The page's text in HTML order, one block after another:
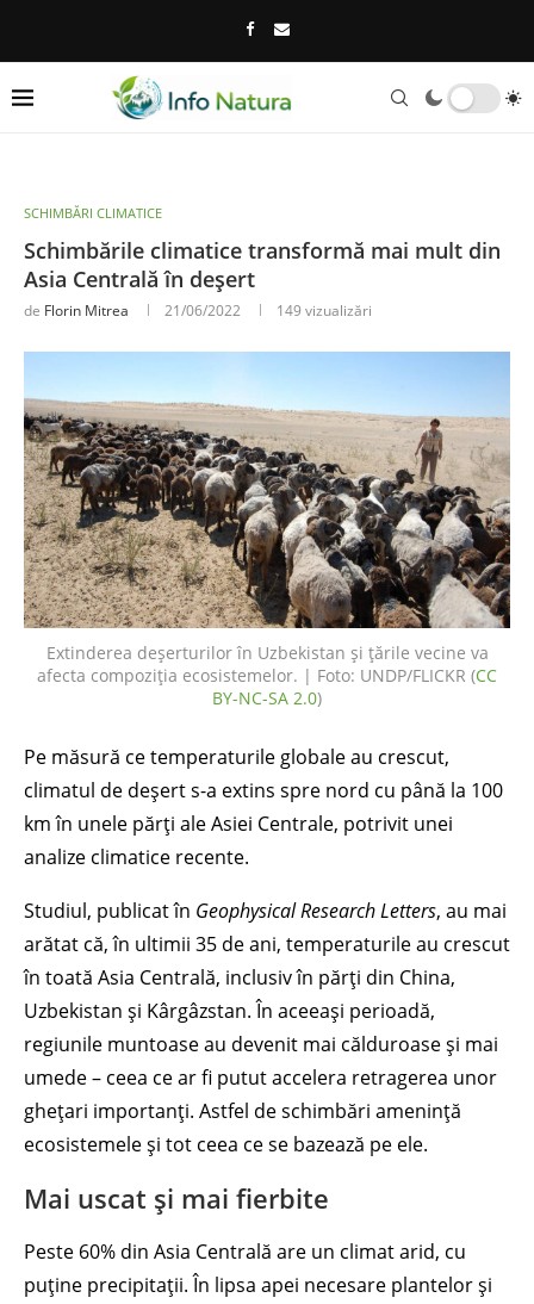
SCHIMBĂRI CLIMATICE
Schimbările climatice transformă mai mult din
Asia Centrală în deșert
de Florin Mitrea 21/06/2022 149 vizualizări
Extinderea deșerturilor în Uzbekistan și țările vecine va
afecta compoziția ecosistemelor. | Foto: UNDP/FLICKR (CC
BY-NC-SA 2.0)
Pe măsură ce temperaturile globale au crescut,
climatul de deșert s-a extins spre nord cu până la 100
km în unele părți ale Asiei Centrale, potrivit unei
analize climatice recente.
Studiul, publicat în Geophysical Research Letters, au mai
arătat că, în ultimii 35 de ani, temperaturile au crescut
în toată Asia Centrală, inclusiv în părți din China,
Uzbekistan și Kârgâzstan. În aceeași perioadă,
regiunile muntoase au devenit mai călduroase și mai
umede – ceea ce ar fi putut accelera retragerea unor
ghețari importanți. Astfel de schimbări amenință
ecosistemele și tot ceea ce se bazează pe ele.
Mai uscat și mai fierbite
Peste 60% din Asia Centrală are un climat arid, cu
puține precipitații. În lipsa apei necesare plantelor și